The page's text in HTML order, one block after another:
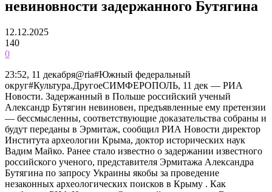
невиновности задержанного Бутягина
12.12.2025
140
0
23:52, 11 декабря@ria#Южный федеральный
округ#Культура.ДругоеСИМФЕРОПОЛЬ, 11 дек — РИА
Новости. Задержанный в Польше российский ученый
Александр Бутягин невиновен, предъявленные ему претензии
— бессмысленны, соответствующие доказательства собраны и
будут переданы в Эрмитаж, сообщил РИА Новости директор
Института археологии Крыма, доктор исторических наук
Вадим Майко. Ранее стало известно о задержании известного
российского ученого, представителя Эрмитажа Александра
Бутягина по запросу Украины якобы за проведение
незаконных археологических поисков в Крыму . Как